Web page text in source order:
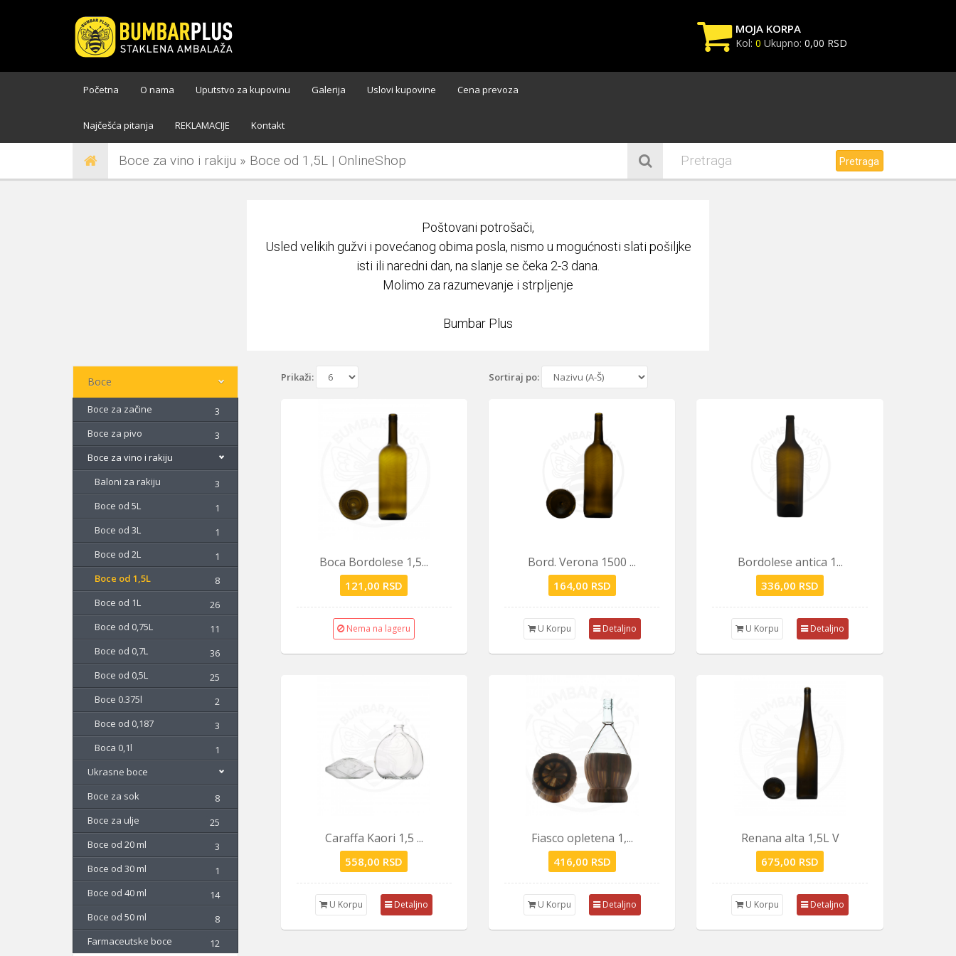
MOJA KORPA
Kol: 0 Ukupno: 0,00 RSD
Vaša korpa je trenutno
Početna O nama Uputstvo za kupovinu Galerija Uslovi kupovine Cena prevoza
Najčešća pitanja REKLAMACIJE Kontakt
Boce za vino i rakiju » Boce od 1,5L | OnlineShop Pretraga
Poštovani potrošači,
Usled velikih gužvi i povećanog obima posla, nismo u mogućnosti slati pošiljke
isti ili naredni dan, na slanje se čeka 2-3 dana.
Molimo za razumevanje i strpljenje
Bumbar Plus
Boce
Boce za začine
3
Boce za pivo
3
Boce za vino i rakiju
Baloni za rakiju
3
Boce od 5L
1
Boce od 3L
1
Boce od 2L
1
Boce od 1,5L
8
Boce od 1L
26
Boce od 0,75L
11
Boce od 0,7L
36
Boce od 0,5L
25
Boce 0.375l
2
Boce od 0,187
3
Boca 0,1l
1
Ukrasne boce
Boce za sok
8
Boce za ulje
25
Boce od 20 ml
3
Boce od 30 ml
1
Boce od 40 ml
14
Boce od 50 ml
8
Farmaceutske boce
12
Prikaži: Sortiraj po:
Boca Bordolese 1,5...
121,00 RSD
Nema na lageru
Bord. Verona 1500 ...
164,00 RSD
U Korpu Detaljno
Bordolese antica 1...
336,00 RSD
U Korpu Detaljno
Caraffa Kaori 1,5 ...
558,00 RSD
U Korpu Detaljno
Fiasco opletena 1,...
416,00 RSD
U Korpu Detaljno
Renana alta 1,5L V
675,00 RSD
U Korpu Detaljno